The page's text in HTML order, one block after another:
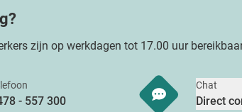
zijn op werkdagen tot 17.00 uur
- 557 300
Chat
Direct